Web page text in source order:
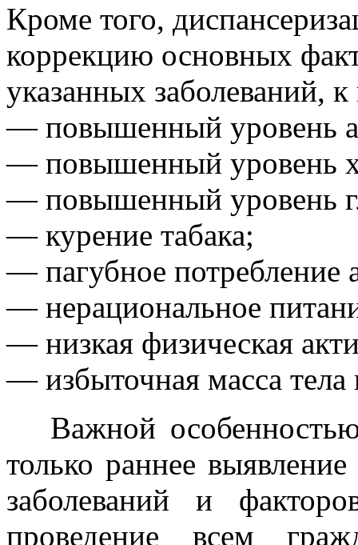
Кроме того,
коррекцию основных
указанных заболеваний,
— повышенный уровень
— повышенный уровень
— повышенный уровень
— курение табака;
— пагубное потребление
— нерациональное
— низкая физическая
— избыточная масса
Важной особенностью
только раннее
заболеваний и
проведение всем